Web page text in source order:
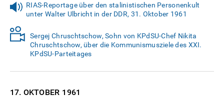
RIAS-Reportage über den stalinistischen Personenkult
unter Walter Ulbricht in der DDR, 31. Oktober 1961
Sergej Chruschtschow, Sohn von KPdSU-Chef Nikita
Chruschtschow, über die Kommunismusziele des XXI.
KPdSU-Parteitages
17. OKTOBER 1961